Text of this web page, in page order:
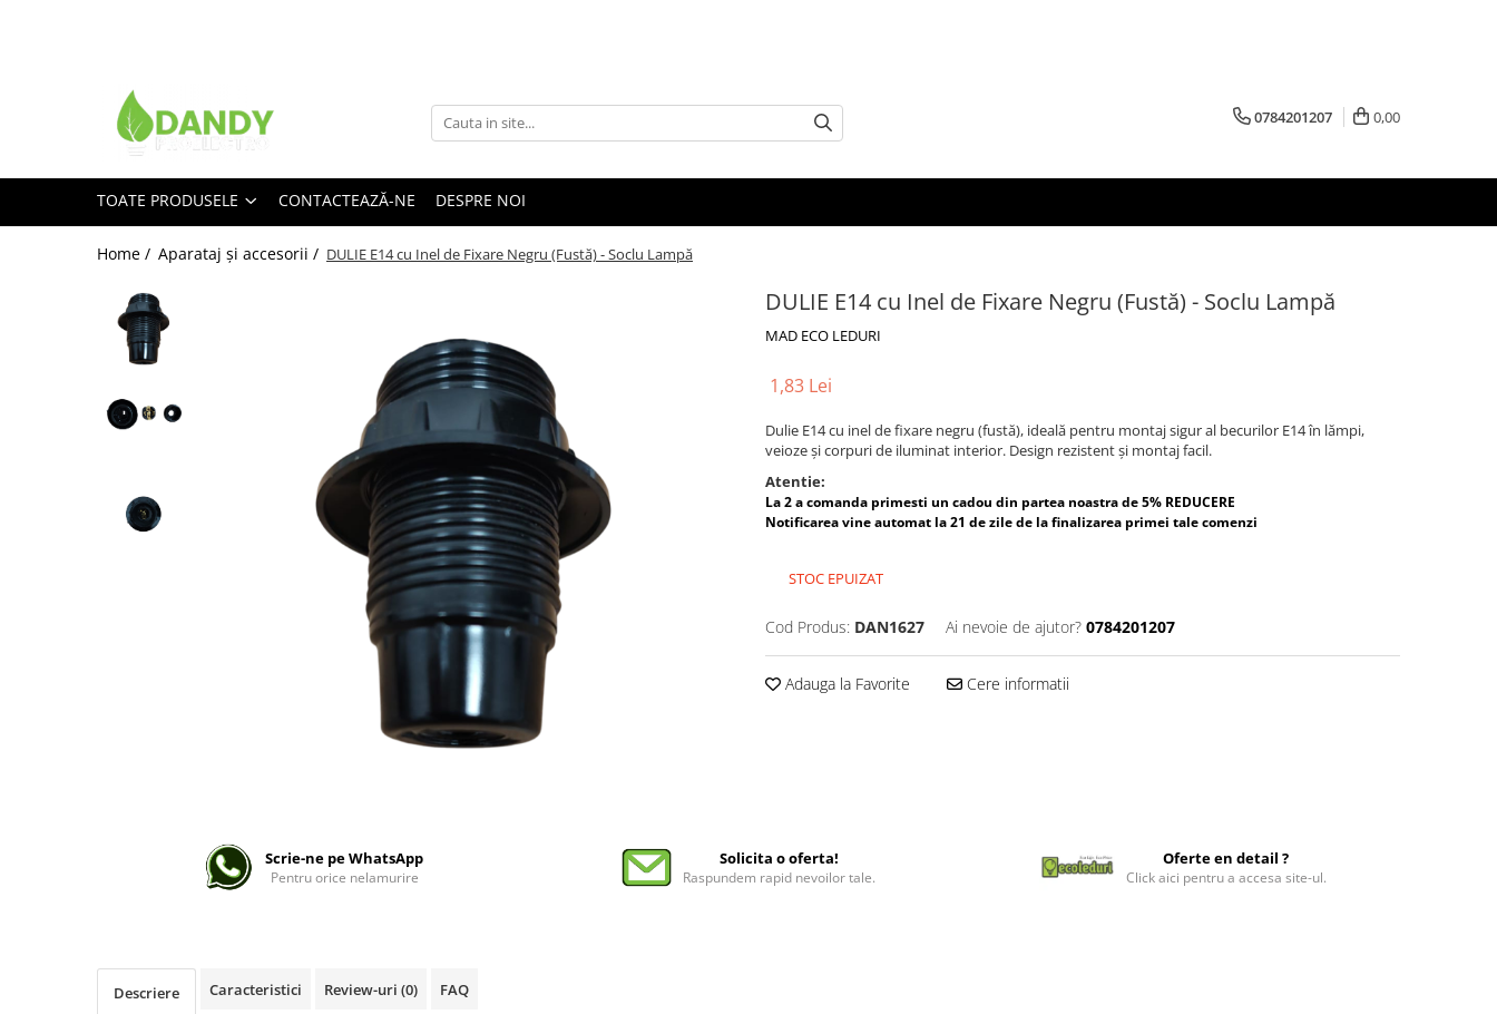
Surse de iluminat
Banda LED
Bec Color led
Bec incandescent (Clasic)
Becuri & lampi led cu fasung
Ghirlande luminoase
Tub Neon Fluorescent (Clasic)
Veioze/Lămpi/lampa de veghe
Lampi emergente
0784201207 0,00
TOATE PRODUSELE CONTACTEAZĂ-NE DESPRE NOI
Home / Aparataj şi accesorii / DULIE E14 cu Inel de Fixare Negru (Fustă) - Soclu Lampă
DULIE E14 cu Inel de Fixare Negru (Fustă) - Soclu Lampă
MAD ECO LEDURI
1,83 Lei
Dulie E14 cu inel de fixare negru (fustă), ideală pentru montaj sigur al becurilor E14 în lămpi,
veioze și corpuri de iluminat interior. Design rezistent și montaj facil.
Atentie:
La 2 a comanda primesti un cadou din partea noastra de 5% REDUCERE
Notificarea vine automat la 21 de zile de la finalizarea primei tale comenzi
STOC EPUIZAT
Cod Produs: DAN1627 Ai nevoie de ajutor? 0784201207
Adauga la Favorite Cere informatii
Scrie-ne pe WhatsApp
Pentru orice nelamurire
Solicita o oferta!
Raspundem rapid nevoilor tale.
Oferte en detail ?
Click aici pentru a accesa site-ul.
Descriere Caracteristici Review-uri (0) FAQ